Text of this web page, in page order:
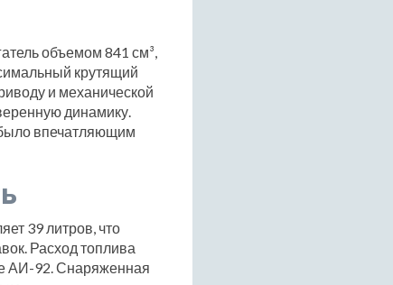
объемом 841 см³,
крутящий
и механической
динамику.
было впечатляющим
39 литров, что
Расход топлива
АИ-92. Снаряженная